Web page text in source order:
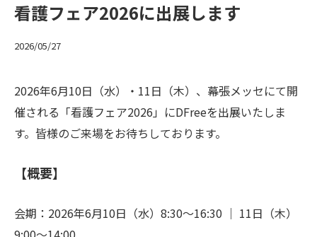
看護フェア2026に出展します
2026/05/27
2026年6月10日（水）・11日（木）、幕張メッセにて開
催される「看護フェア2026」にDFreeを出展いたしま
す。皆様のご来場をお待ちしております。
【概要】
会期：2026年6月10日（水）8:30～16:30 ｜ 11日（木）